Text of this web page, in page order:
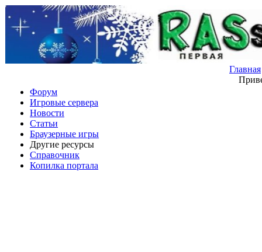
Главная
Форум
Игровые сервера
Новости
Статьи
Браузерные игры
Другие ресурсы
Справочник
Копилка портала